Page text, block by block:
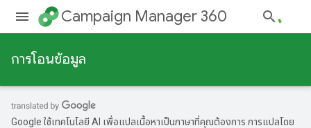
Campaign Manager 360
การโอนข้อมูล
Google ใช้เทคโนโลยี AI เพื่อแปลเนื้อหาเป็นภาษาที่คุณต้องการ การแปลโดย